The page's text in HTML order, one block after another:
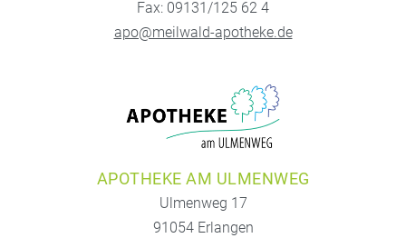
Fax: 09131/125 62 4
apo@meilwald-apotheke.de
APOTHEKE AM ULMENWEG
Ulmenweg 17
91054 Erlangen